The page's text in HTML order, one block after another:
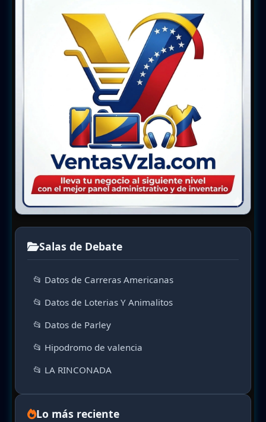
Salas de Debate
📂 Datos de Carreras Americanas
📂 Datos de Loterias Y Animalitos
📂 Datos de Parley
📂 Hipodromo de valencia
📂 LA RINCONADA
Lo más reciente